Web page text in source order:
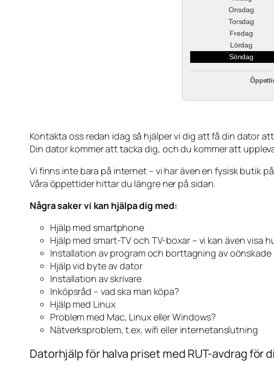
Onsdag
Torsdag
Fredag
Lördag
Söndag
Kontakta oss redan idag så hjälper vi dig att få din dator
Din dator kommer att tacka dig, och du kommer att
Vi finns inte bara på internet – vi har även en fysisk butik
Våra öppettider hittar du längre ner på sidan.
Några saker vi kan hjälpa dig med:
Hjälp med smartphone
Hjälp med smart-TV och TV-boxar – vi kan även visa
Installation av program och borttagning av
Hjälp vid byte av dator
Installation av skrivare
Inköpsråd – vad ska man köpa?
Hjälp med Linux
Problem med Mac, Linux eller Windows?
Nätverksproblem, t.ex. wifi eller internetanslutning
Datorhjälp för halva priset med RUT-avdrag för